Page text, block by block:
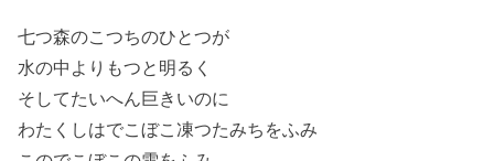
七つ森のこつちのひとつが
水の中よりもつと明るく
そしてたいへん巨きいのに
わたくしはでこぼこ凍つたみちをふみ